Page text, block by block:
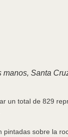
manos, Santa
un total de 829
pintadas sobre la